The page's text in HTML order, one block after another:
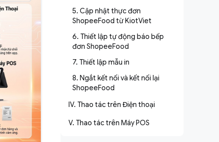
5. Cập nhật thực đơn
ShopeeFood từ KiotViet
6. Thiết lập tự động báo bếp
đơn ShopeeFood
7. Thiết lập mẫu in
8. Ngắt kết nối và kết nối lại
ShopeeFood
IV. Thao tác trên Điện thoại
V. Thao tác trên Máy POS